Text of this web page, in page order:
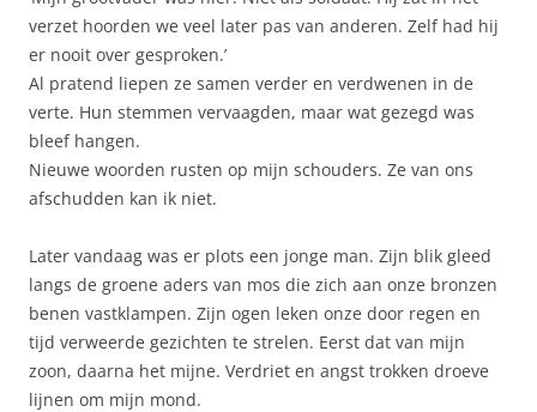
verzet hoorden we veel later pas van anderen. Zelf had hij
er nooit over gesproken.’
Al pratend liepen ze samen verder en verdwenen in de
verte. Hun stemmen vervaagden, maar wat gezegd was
bleef hangen.
Nieuwe woorden rusten op mijn schouders. Ze van ons
afschudden kan ik niet.
Later vandaag was er plots een jonge man. Zijn blik gleed
langs de groene aders van mos die zich aan onze bronzen
benen vastklampen. Zijn ogen leken onze door regen en
tijd verweerde gezichten te strelen. Eerst dat van mijn
zoon, daarna het mijne. Verdriet en angst trokken droeve
lijnen om mijn mond.